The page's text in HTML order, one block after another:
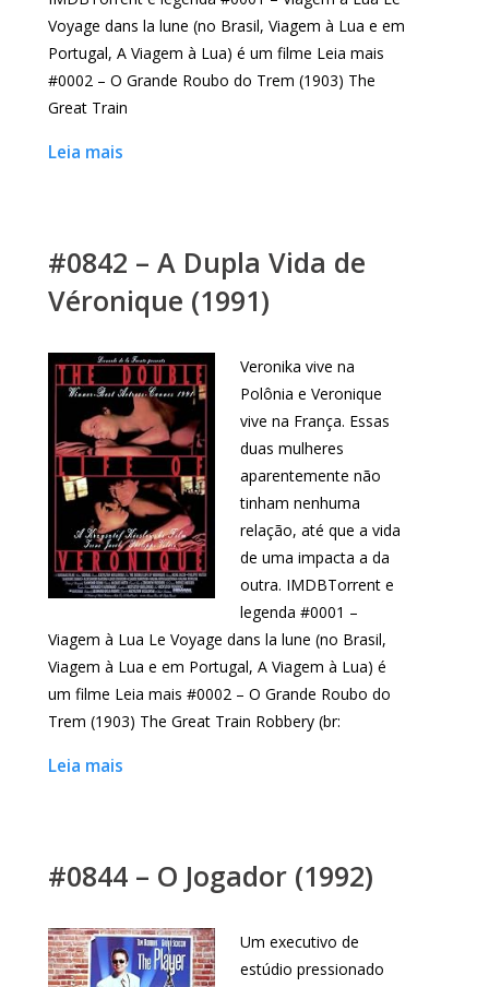
Voyage dans la lune (no Brasil, Viagem à Lua e em
Portugal, A Viagem à Lua) é um filme Leia mais
#0002 – O Grande Roubo do Trem (1903) The
Great Train
Leia mais
#0842 – A Dupla Vida de
Véronique (1991)
Veronika vive na
Polônia e Veronique
vive na França. Essas
duas mulheres
aparentemente não
tinham nenhuma
relação, até que a vida
de uma impacta a da
outra. IMDBTorrent e
legenda #0001 –
Viagem à Lua Le Voyage dans la lune (no Brasil,
Viagem à Lua e em Portugal, A Viagem à Lua) é
um filme Leia mais #0002 – O Grande Roubo do
Trem (1903) The Great Train Robbery (br:
Leia mais
#0844 – O Jogador (1992)
Um executivo de
estúdio pressionado